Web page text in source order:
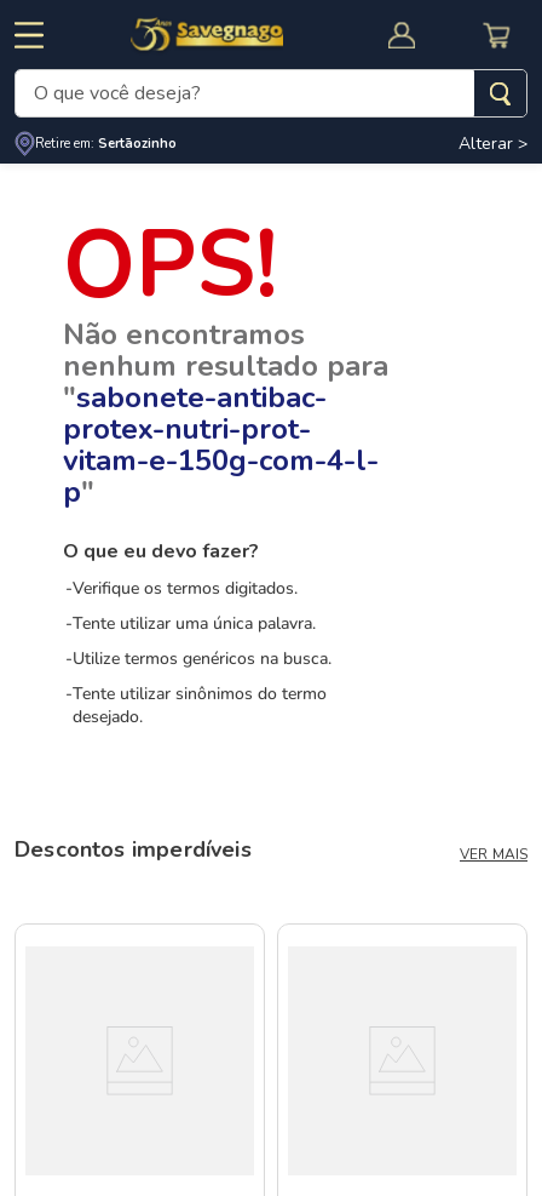
CUPOM DE DESCONTO
O que você deseja?
Retire em: Sertãozinho Alterar >
Não encontramos
nenhum resultado para
"sabonete-antibac-
protex-nutri-prot-
vitam-e-150g-com-4-l-
p"
O que eu devo fazer?
Verifique os termos digitados.
Tente utilizar uma única palavra.
Utilize termos genéricos na busca.
Tente utilizar sinônimos do termo
desejado.
Descontos imperdíveis VER MAIS
Termos mais buscados
cafe
cerveja
carne
arroz